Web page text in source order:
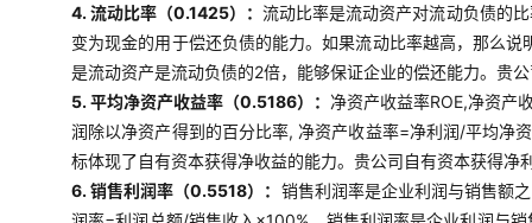
4. 流动比率（0.1425）：流动比率是流动资产对流动负债的
变为现金的用于偿还负债的能力。如果流动比率越高，那么
是流动资产是流动负债的2倍，能够保证企业的偿还能力。贵
5. 平均净资产收益率（0.5186）： 净资产收益率ROE,净资产
润除以净资产得到的百分比率, 净资产收益率=净利润/平均净
标体现了自有资本获得净收益的能力。贵公司自有资本获得
6. 销售利润率（0.5518）： 销售利润率是企业利润与销售额